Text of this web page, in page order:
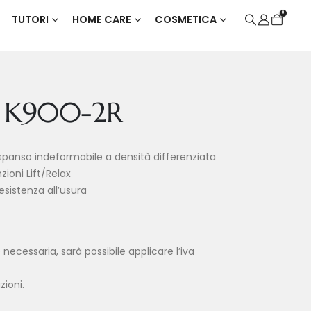
TUTORI HOME CARE COSMETICA 0
K900-2R
indeformabile a densità differenziata
Lift/Relax
all’usura
sarà possibile applicare l’iva